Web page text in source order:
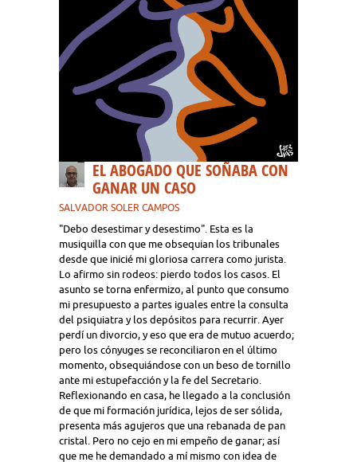
EL ABOGADO QUE SOÑABA CON
GANAR UN CASO
SALVADOR SOLER CAMPOS
"Debo desestimar y desestimo". Esta es la
musiquilla con que me obsequian los tribunales
desde que inicié mi gloriosa carrera como jurista.
Lo afirmo sin rodeos: pierdo todos los casos. El
asunto se torna enfermizo, al punto que consumo
mi presupuesto a partes iguales entre la consulta
del psiquiatra y los depósitos para recurrir. Ayer
perdí un divorcio, y eso que era de mutuo acuerdo;
pero los cónyuges se reconciliaron en el último
momento, obsequiándose con un beso de tornillo
ante mi estupefacción y la fe del Secretario.
Reflexionando en casa, he llegado a la conclusión
de que mi formación jurídica, lejos de ser sólida,
presenta más agujeros que una rebanada de pan
cristal. Pero no cejo en mi empeño de ganar; así
que me he demandado a mí mismo con idea de